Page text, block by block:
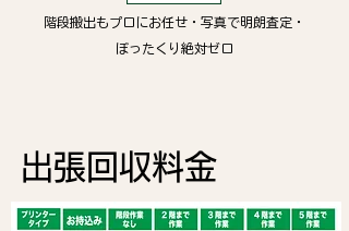
階段搬出もプロにお任せ・写真で明朗査定・
ぼったくり絶対ゼロ
​出張回収料金